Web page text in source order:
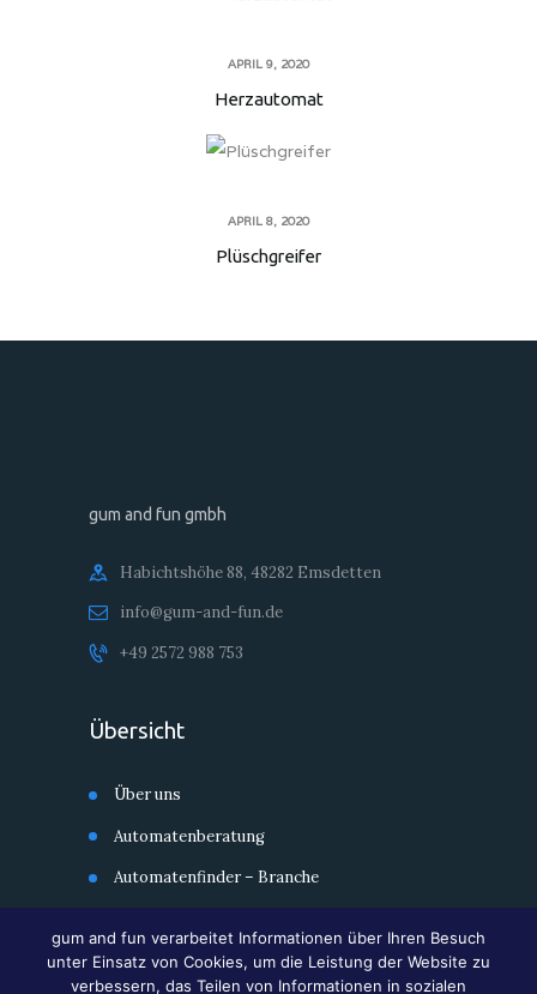
APRIL 9, 2020
Herzautomat
APRIL 8, 2020
Plüschgreifer
gum and fun gmbh
Habichtshöhe 88, 48282 Emsdetten
info@gum-and-fun.de
+49 2572 988 753
Übersicht
Über uns
Automatenberatung
Automatenfinder – Branche
Second Hand Shop
gum and fun verarbeitet Informationen über Ihren Besuch
unter Einsatz von Cookies, um die Leistung der Website zu
verbessern, das Teilen von Informationen in sozialen